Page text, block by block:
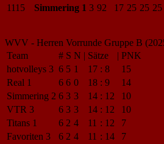
1115
Simmering 1 3 92 17 25 25 25
WVV - Herren Vorrunde Gruppe B
Team
# S N | Sätze | PNK
hotvolleys 3 6 5 1 17 : 8
15
Real 1
6 6 0 18 : 9
14
Simmering 2 6 3 3 14 : 12
10
VTR 3
6 3 3 14 : 12
10
Titans 1
6 2 4 11 : 12
7
Favoriten 3
6 2 4 11 : 14
7